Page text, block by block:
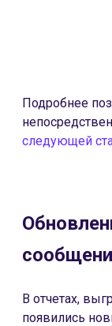
Подробнее
следующей
В отчетах,
появились